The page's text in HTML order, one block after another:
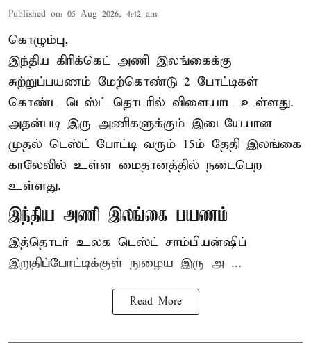
Published on: 05 Aug 2026, 4:42 am
கொழும்பு,
இந்திய கிரிக்கெட் அணி இலங்கைக்கு
சுற்றுப்பயணம் மேற்கொண்டு 2 போட்டிகள்
கொண்ட டெஸ்ட் தொடரில் விளையாட உள்ளது.
அதன்படி இரு அணிகளுக்கும் இடையேயான
முதல் டெஸ்ட் போட்டி வரும் 15ம் தேதி இலங்கை
காலேவில் உள்ள மைதானத்தில் நடைபெற
உள்ளது.
இந்திய அணி இலங்கை பயணம்
இத்தொடர் உலக டெஸ்ட் சாம்பியன்ஷிப்
இறுதிப்போட்டிக்குள் நுழைய இரு அ ...
Read More